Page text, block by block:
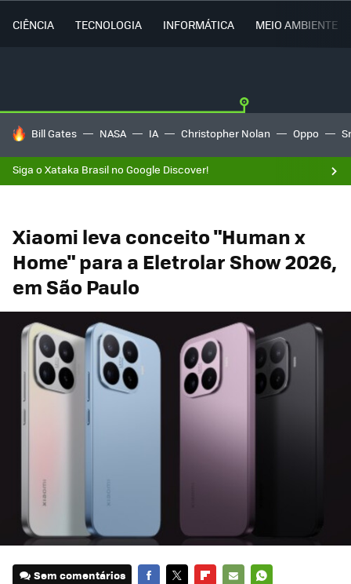
CIÊNCIA TECNOLOGIA INFORMÁTICA MEIO AMBIENTE
TENDÊNCIAS DO DIA
Bill Gates NASA IA Christopher Nolan Oppo
Siga o Xataka Brasil no Google Discover!
Xiaomi leva conceito "Human x
Home" para a Eletrolar Show 2026,
em São Paulo
Sem comentários